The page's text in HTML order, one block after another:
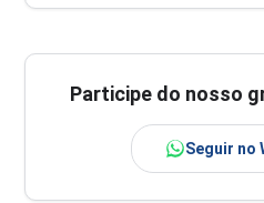
Participe do nosso
Seguir no